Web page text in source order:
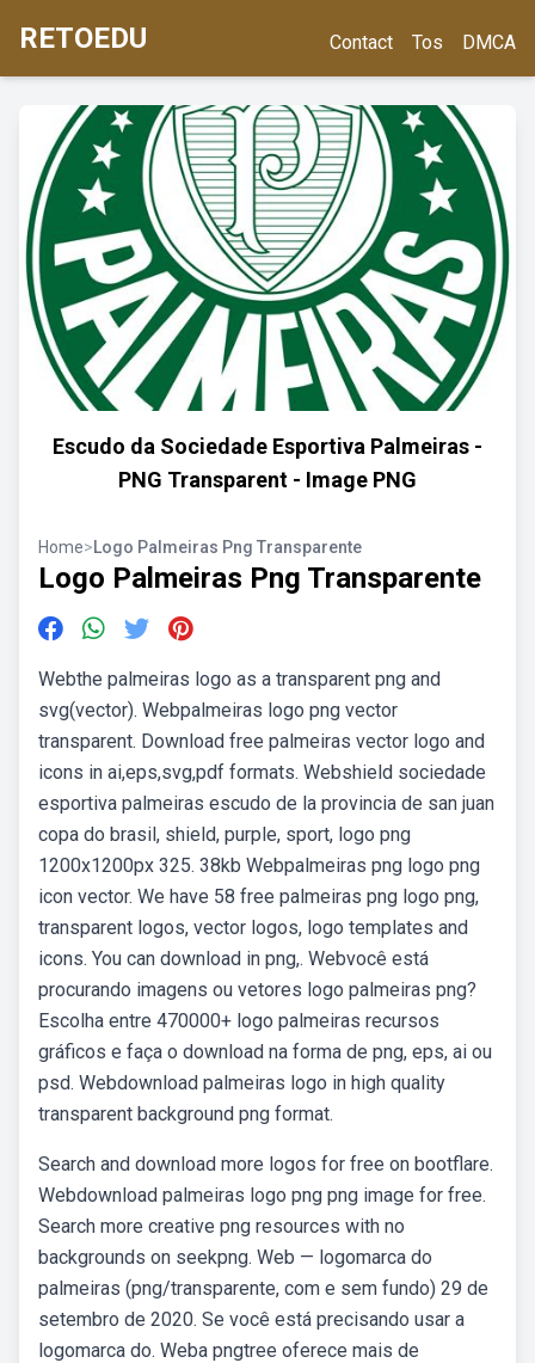
RETOEDU Contact Tos DMCA
Escudo da Sociedade Esportiva Palmeiras -
PNG Transparent - Image PNG
Home>Logo Palmeiras Png Transparente
Logo Palmeiras Png Transparente
Webthe palmeiras logo as a transparent png and
svg(vector). Webpalmeiras logo png vector
transparent. Download free palmeiras vector logo and
icons in ai,eps,svg,pdf formats. Webshield sociedade
esportiva palmeiras escudo de la provincia de san juan
copa do brasil, shield, purple, sport, logo png
1200x1200px 325. 38kb Webpalmeiras png logo png
icon vector. We have 58 free palmeiras png logo png,
transparent logos, vector logos, logo templates and
icons. You can download in png,. Webvocê está
procurando imagens ou vetores logo palmeiras png?
Escolha entre 470000+ logo palmeiras recursos
gráficos e faça o download na forma de png, eps, ai ou
psd. Webdownload palmeiras logo in high quality
transparent background png format.
Search and download more logos for free on bootflare.
Webdownload palmeiras logo png png image for free.
Search more creative png resources with no
backgrounds on seekpng. Web — logomarca do
palmeiras (png/transparente, com e sem fundo) 29 de
setembro de 2020. Se você está precisando usar a
logomarca do. Weba pngtree oferece mais de